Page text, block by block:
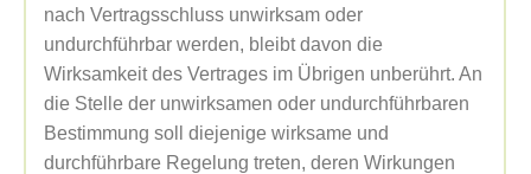
nach Vertragsschluss unwirksam oder
undurchführbar werden, bleibt davon die
Wirksamkeit des Vertrages im Übrigen unberührt. An
die Stelle der unwirksamen oder undurchführbaren
Bestimmung soll diejenige wirksame und
durchführbare Regelung treten, deren Wirkungen